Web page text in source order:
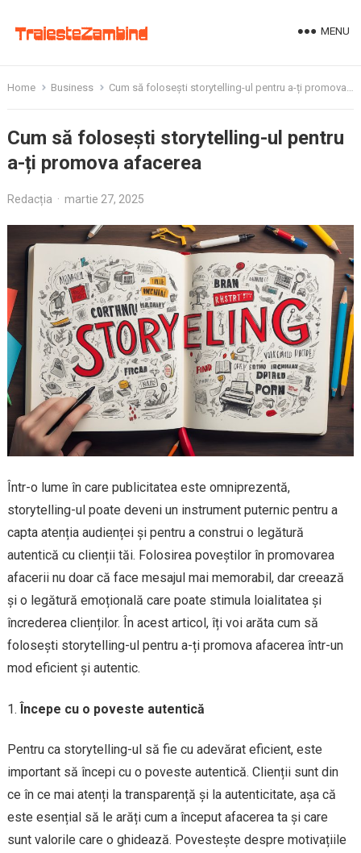
MENU
Home Business Cum să folosești storytelling-ul pentru a-ți promova afacerea
Cum să folosești storytelling-ul pentru
a-ți promova afacerea
Redacția · martie 27, 2025
Într-o lume în care publicitatea este omniprezentă,
storytelling-ul poate deveni un instrument puternic pentru a
capta atenția audienței și pentru a construi o legătură
autentică cu clienții tăi. Folosirea poveștilor în promovarea
afacerii nu doar că face mesajul mai memorabil, dar creează
și o legătură emoțională care poate stimula loialitatea și
încrederea clienților. În acest articol, îți voi arăta cum să
folosești storytelling-ul pentru a-ți promova afacerea într-un
mod eficient și autentic.
Începe cu o poveste autentică
Pentru ca storytelling-ul să fie cu adevărat eficient, este
important să începi cu o poveste autentică. Clienții sunt din
ce în ce mai atenți la transparență și la autenticitate, așa că
este esențial să le arăți cum a început afacerea ta și care
sunt valorile care o ghidează. Povestește despre motivațiile